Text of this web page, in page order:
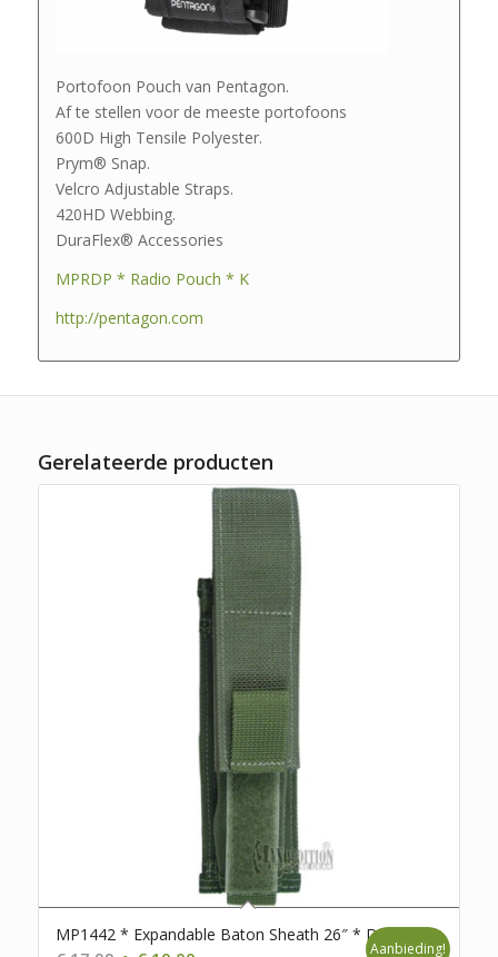
Portofoon Pouch van Pentagon.
Af te stellen voor de meeste portofoons
600D High Tensile Polyester.
Prym® Snap.
Velcro Adjustable Straps.
420HD Webbing.
DuraFlex® Accessories
MPRDP * Radio Pouch * K
http://pentagon.com
Gerelateerde producten
MP1442 * Expandable Baton Sheath 26″ * D111
Aanbieding!